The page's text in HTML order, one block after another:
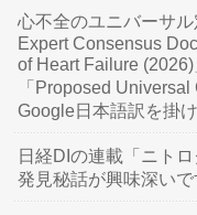
心不全のユニバーサ
Expert Consensus
of Heart Failure
「Proposed
Google日本語訳を掛け
日経DIの連載「ニト
発見秘話が興味深いで